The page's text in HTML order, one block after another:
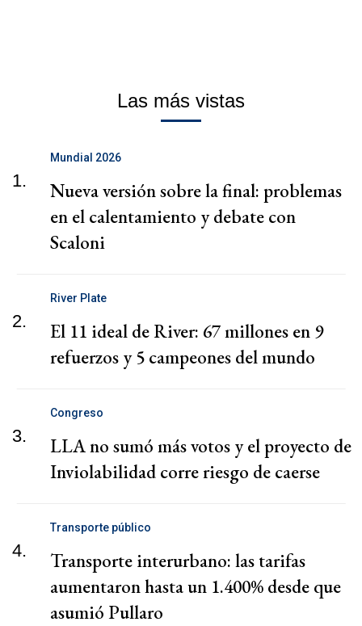
Las más vistas
1.
Mundial 2026
Nueva versión sobre la final: problemas
en el calentamiento y debate con
Scaloni
2.
River Plate
El 11 ideal de River: 67 millones en 9
refuerzos y 5 campeones del mundo
3.
Congreso
LLA no sumó más votos y el proyecto de
Inviolabilidad corre riesgo de caerse
4.
Transporte público
Transporte interurbano: las tarifas
aumentaron hasta un 1.400% desde que
asumió Pullaro